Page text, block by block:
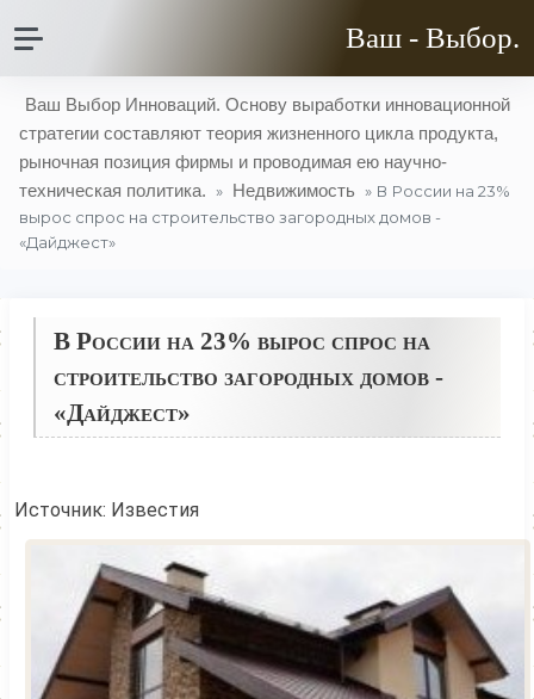
Ваш - Выбор.
Ваш Выбор Инноваций. Основу выработки инновационной
стратегии составляют теория жизненного цикла продукта,
рыночная позиция фирмы и проводимая ею научно-
техническая политика. » Недвижимость » В России на 23%
вырос спрос на строительство загородных домов -
«Дайджест»
В России на 23% вырос спрос на
строительство загородных домов -
«Дайджест»
Источник: Известия